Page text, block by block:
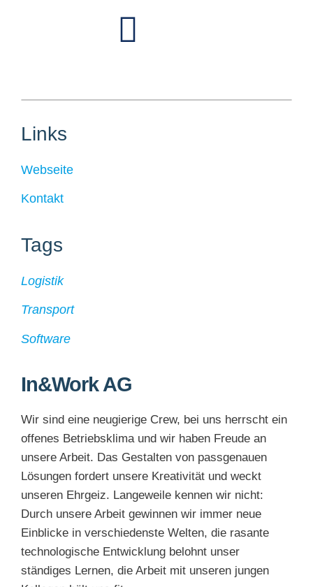
Links
Webseite
Kontakt
Tags
Logistik
Transport
Software
In&Work AG
Wir sind eine neugierige Crew, bei uns herrscht ein
offenes Betriebsklima und wir haben Freude an
unsere Arbeit. Das Gestalten von passgenauen
Lösungen fordert unsere Kreativität und weckt
unseren Ehrgeiz. Langeweile kennen wir nicht:
Durch unsere Arbeit gewinnen wir immer neue
Einblicke in verschiedenste Welten, die rasante
technologische Entwicklung belohnt unser
ständiges Lernen, die Arbeit mit unseren jungen